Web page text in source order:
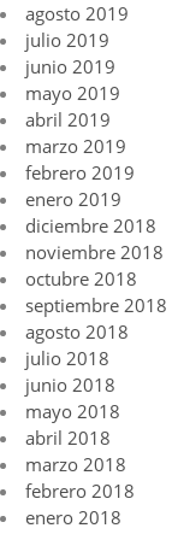
agosto 2019
julio 2019
junio 2019
mayo 2019
abril 2019
marzo 2019
febrero 2019
enero 2019
diciembre 2018
noviembre 2018
octubre 2018
septiembre 2018
agosto 2018
julio 2018
junio 2018
mayo 2018
abril 2018
marzo 2018
febrero 2018
enero 2018